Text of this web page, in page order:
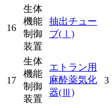
16
生体
機能
制御
装置
抽出チュー
ブ(Ⅰ)
17
生体
機能
制御
装置
エトラン用
麻酔薬気化
器(Ⅲ)
3